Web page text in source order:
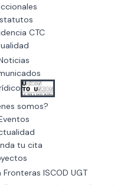
CTC
somos?
tu cita
ISCOD UGT